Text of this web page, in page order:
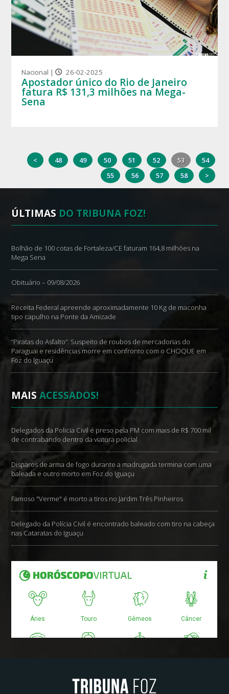
Nacional | 26-02-2025
Apostador único do Rio de Janeiro
fatura R$ 131,3 milhões na Mega-
Sena
< 48 49 50 51 52 53
54
55
56 57 58 >
ÚLTIMAS DO TRIBUNA FOZ!
Bolhão de 100 cotas de Fortaleza/CE faturam 164,8 milhões na
Mega Sena
Obituário – 09/08/2026
Receita Federal apreende aproximadamente 10 Kg de maconha
tipo capulho na Ponte da Amizade
“Piratas do Asfalto”: Suspeito de roubos de mercadorias do
Paraguai e residências morre em confronto com o CHOQUE em
Foz do Iguaçu
MAISACESSADOS!
Delegados da Policia Civil é preso pela PM com mais de R$ 700 mil
de contrabando dentro da viatura policial
Disparos de arma de fogo durante a madrugada termina com uma
baleada e outro morto em Foz do Iguaçu
Famoso "Verme" é morto a tiros no Jardim Três Pinheiros
Delegado da Polícia Civil é encontrado baleado com tiro na cabeça
nas Cataratas do Iguaçu